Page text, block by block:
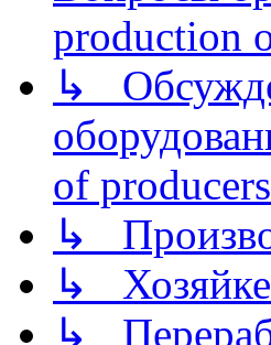
production
↳
of
↳
↳ Хозяйке
↳